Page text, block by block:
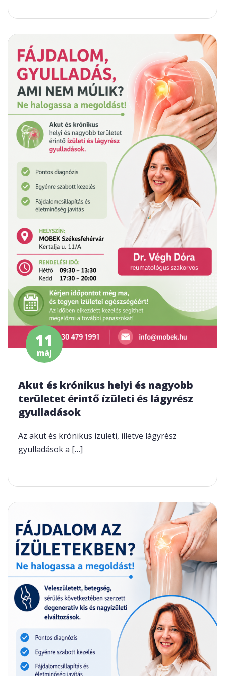
11
máj
Akut és krónikus helyi és nagyobb
területet érintő ízületi és lágyrész
gyulladások
Az akut és krónikus ízületi, illetve lágyrész
gyulladások a […]